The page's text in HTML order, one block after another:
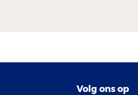
Volg ons op